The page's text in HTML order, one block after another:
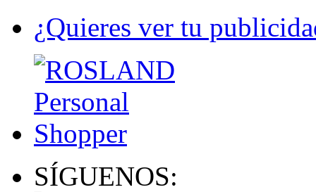
¿Quieres ver tu
SÍGUENOS: